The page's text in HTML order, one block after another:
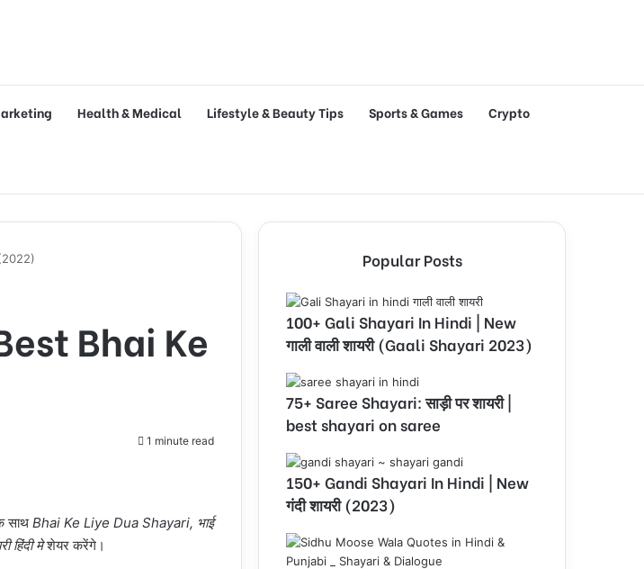
Health & Medical Lifestyle & Beauty Tips Sports & Games Crypto
Bhai Ke
1 minute read
साथ Bhai Ke Liye Dua Shayari, भाई
हिंदी मेशेयर करेंगे।
Popular Posts
100+ Gali Shayari In Hindi | New
गाली वाली शायरी (Gaali Shayari 2023)
75+ Saree Shayari: साड़ी पर शायरी |
best shayari on saree
150+ Gandi Shayari In Hindi | New
गंदी शायरी (2023)